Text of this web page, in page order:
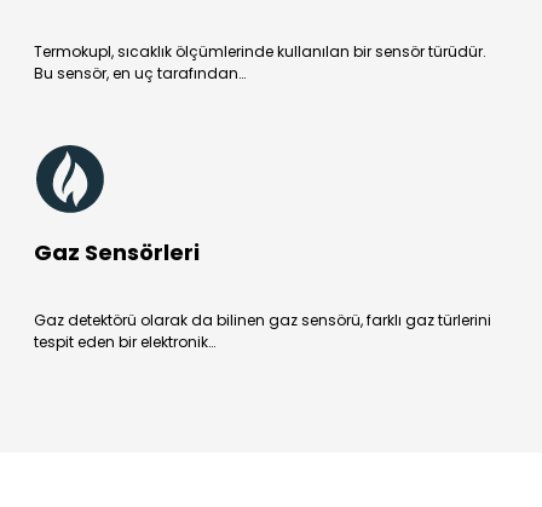
Termokupl, sıcaklık ölçümlerinde kullanılan bir sensör türüdür.
Bu sensör, en uç tarafından…
Gaz Sensörleri
Gaz detektörü olarak da bilinen gaz sensörü, farklı gaz türlerini
tespit eden bir elektronik…